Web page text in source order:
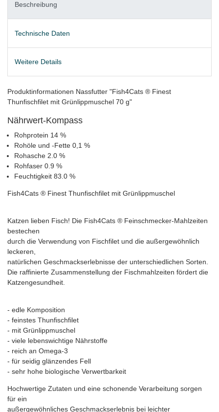
Beschreibung
Technische Daten
Weitere Details
Produktinformationen Nassfutter "Fish4Cats ® Finest
Thunfischfilet mit Grünlippmuschel 70 g"
Nährwert-Kompass
Rohprotein 14 %
Rohöle und -Fette 0,1 %
Rohasche 2.0 %
Rohfaser 0.9 %
Feuchtigkeit 83.0 %
Fish4Cats ® Finest Thunfischfilet mit Grünlippmuschel
Katzen lieben Fisch! Die Fish4Cats ® Feinschmecker-Mahlzeiten
bestechen
durch die Verwendung von Fischfilet und die außergewöhnlich
leckeren,
natürlichen Geschmackserlebnisse der unterschiedlichen Sorten.
Die raffinierte Zusammenstellung der Fischmahlzeiten fördert die
Katzengesundheit.
- edle Komposition
- feinstes Thunfischfilet
- mit Grünlippmuschel
- viele lebenswichtige Nährstoffe
- reich an Omega-3
- für seidig glänzendes Fell
- sehr hohe biologische Verwertbarkeit
Hochwertige Zutaten und eine schonende Verarbeitung sorgen
für ein
außergewöhnliches Geschmackserlebnis bei leichter